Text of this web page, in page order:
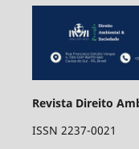
Revista Direito
ISSN 2237-0021